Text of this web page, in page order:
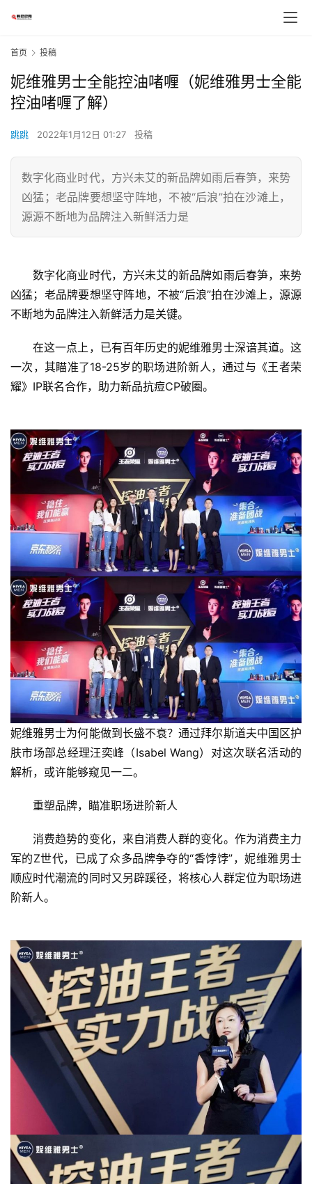
首页 投稿
妮维雅男士全能控油啫喱（妮维雅男士全能
控油啫喱了解）
跳跳 2022年1月12日 01:27 投稿
数字化商业时代，方兴未艾的新品牌如雨后春笋，来势
凶猛；老品牌要想坚守阵地，不被“后浪”拍在沙滩上，
源源不断地为品牌注入新鲜活力是
数字化商业时代，方兴未艾的新品牌如雨后春笋，来势
凶猛；老品牌要想坚守阵地，不被“后浪”拍在沙滩上，源源
不断地为品牌注入新鲜活力是关键。
在这一点上，已有百年历史的妮维雅男士深谙其道。这
一次，其瞄准了18-25岁的职场进阶新人，通过与《王者荣
耀》IP联名合作，助力新品抗痘CP破圈。
妮维雅男士为何能做到长盛不衰？通过拜尔斯道夫中国区护
肤市场部总经理汪奕峰（Isabel Wang）对这次联名活动的
解析，或许能够窥见一二。
重塑品牌，瞄准职场进阶新人
消费趋势的变化，来自消费人群的变化。作为消费主力
军的Z世代，已成了众多品牌争夺的“香饽饽”，妮维雅男士
顺应时代潮流的同时又另辟蹊径，将核心人群定位为职场进
阶新人。